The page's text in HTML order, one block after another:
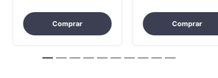
Comprar Comprar